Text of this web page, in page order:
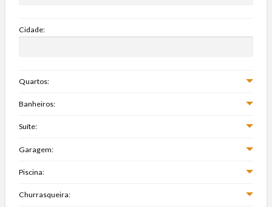
Cidade:
Quartos:
Banheiros:
Suíte:
Garagem:
Piscina:
Churrasqueira: